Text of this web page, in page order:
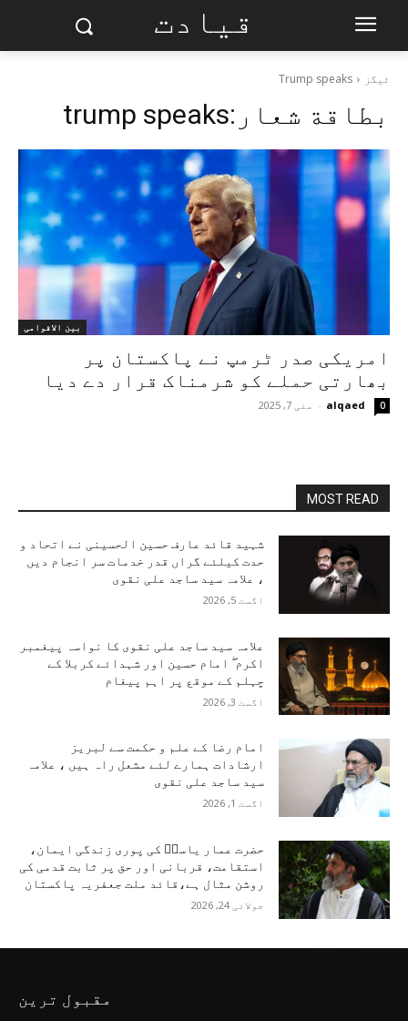
قیادت
ٹیگز Trump speaks
بطاقة شعار:trump speaks
بین الاقوامی
امریکی صدر ٹرمپ نے پاکستان پر
بھارتی حملے کو شرمناک قرار دے دیا
alqaed
- مئی 7, 2025 0
MOST READ
شہید قائد عارف حسین الحسینی نے اتحاد و
حدت کیلئے گراں قدر خدمات سر انجام دیں
، علامہ سید ساجد علی نقوی
اگست 5, 2026
علامہ سید ساجد علی نقوی کا نواسہ پیغمبر
اکرم ۖ امام حسین اور شہدائے کربلا کے
چہلم کے موقع پر اہم پیغام
اگست 3, 2026
امام رضا کے علم و حکمت سے لبریز
ارشادات ہمارے لئے مشعل راہ ہیں ، علامہ
سید ساجد علی نقوی
اگست 1, 2026
حضرت عمار یاسرؑ کی پوری زندگی ایمان،
استقامت، قربانی اور حق پر ثابت قدمی کی
روشن مثال ہے،قائد ملت جعفریہ پاکستان
جولائی 24, 2026
مقبول ترین